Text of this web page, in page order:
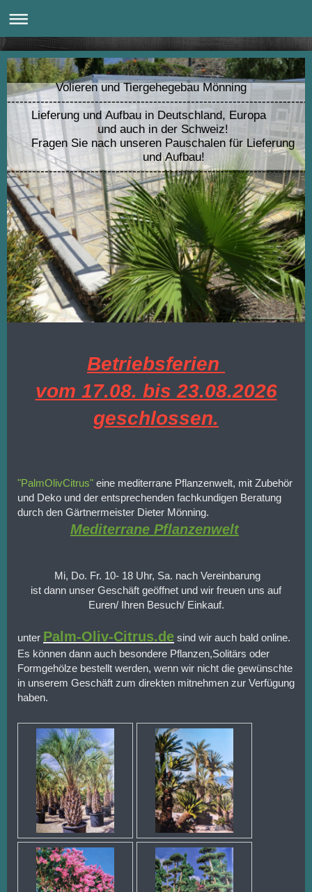
Volieren und Tiergehegebau Mönning
Lieferung und Aufbau in Deutschland, Europa
und auch in der Schweiz!
Fragen Sie nach unseren Pauschalen für Lieferung
und Aufbau!
Betriebsferien
vom 17.08. bis 23.08.2026
geschlossen.
"PalmOlivCitrus" eine mediterrane Pflanzenwelt, mit Zubehör
und Deko und der entsprechenden fachkundigen Beratung
durch den Gärtnermeister Dieter Mönning.
Mediterrane Pflanzenwelt
Mi, Do. Fr. 10- 18 Uhr, Sa. nach Vereinbarung
ist dann unser Geschäft geöffnet und wir freuen uns auf
Euren/ Ihren Besuch/ Einkauf.
unter Palm-Oliv-Citrus.de sind wir auch bald online.
Es können dann auch besondere Pflanzen,Solitärs oder
Formgehölze bestellt werden, wenn wir nicht die gewünschte
in unserem Geschäft zum direkten mitnehmen zur Verfügung
haben.